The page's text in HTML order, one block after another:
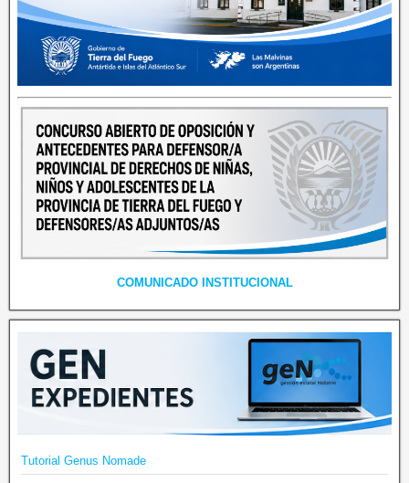
COMUNICADO INSTITUCIONAL
Tutorial Genus Nomade